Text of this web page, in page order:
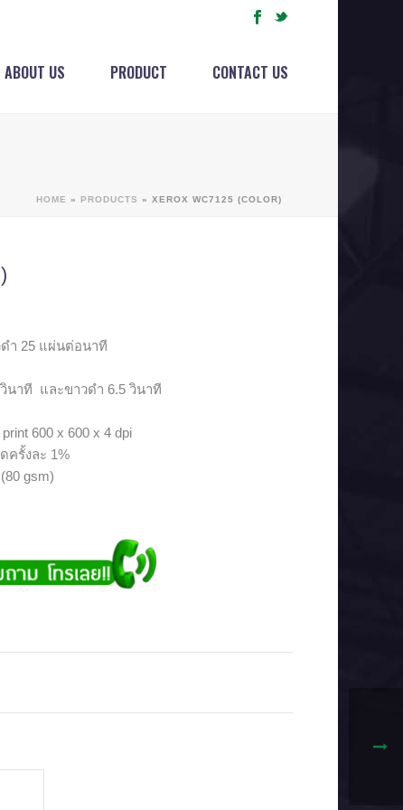
ABOUT US PRODUCT CONTACT US
HOME » PRODUCTS » XEROX WC7125 (COLOR)
ำ 25 แผ่นต่อนาที
นาที และขาวดำ 6.5 วินาที
600 x 600 x 4 dpi
ครั้งละ 1%
gsm)